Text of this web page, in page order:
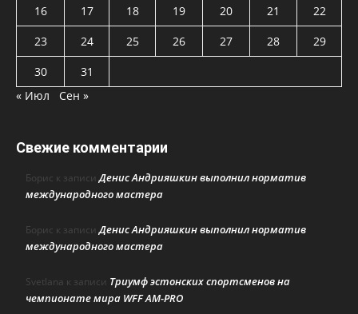
16
17 18 19 20 21
22
23
24 25 26 27 28
29
30
31
« Июл
Сен »
Свежие комментарии
Борис к записиДенис Андрияшкин выполнил норматив
международного мастера
Борис к записиДенис Андрияшкин выполнил норматив
международного мастера
Svetlana к записи Триумф эстонских спортсменов на
чемпионате мира WFF AM-PRO